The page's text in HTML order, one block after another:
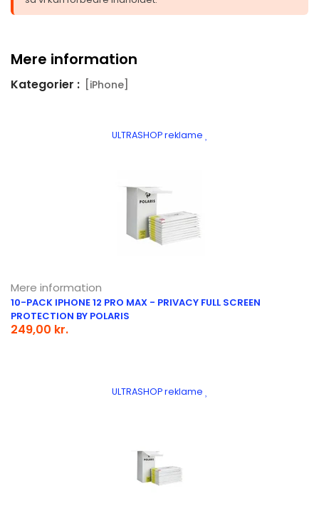
Mere information
Kategorier : [iPhone]
ULTRASHOP reklame
Mere information
10-PACK IPHONE 12 PRO MAX - PRIVACY FULL SCREEN
PROTECTION BY POLARIS
249,00 kr.
ULTRASHOP reklame